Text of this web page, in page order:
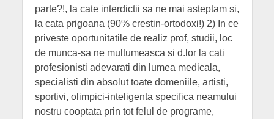
parte?!, la cate interdictii sa ne mai asteptam si,
la cata prigoana (90% crestin-ortodoxi!) 2) In ce
priveste oportunitatile de realiz prof, studii, loc
de munca-sa ne multumeasca si d.lor la cati
profesionisti adevarati din lumea medicala,
specialisti din absolut toate domeniile, artisti,
sportivi, olimpici-inteligenta specifica neamului
nostru cooptata prin tot felul de programe,